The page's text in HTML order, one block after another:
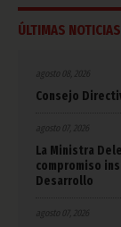
ÚLTIMAS NOTICIAS
Consejo
agosto 07, 2026
La Ministra
compromiso
Desarrollo
agosto 07, 2026